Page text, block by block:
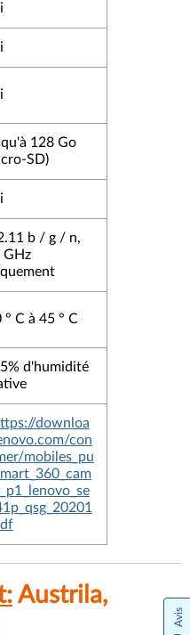
128 Go
SD)
b / g / n,
GHz
° C à 45 ° C
d'humidité
downloa
con
mobiles_pu
Austrila,
Avis